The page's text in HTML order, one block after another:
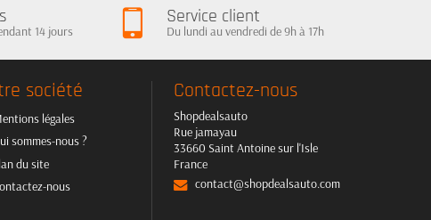
14 jours
Service client
Du lundi au vendredi de 9h à 17h
société
légales
sommes-nous ?
du site
nous
Contactez-nous
Shopdealsauto
Rue jamayau
33660 Saint Antoine sur l'Isle
France
contact@shopdealsauto.com